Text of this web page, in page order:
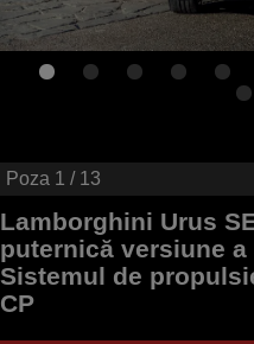
Poza 1 / 13
Lamborghini Urus
puternică versiune a
Sistemul de
CP